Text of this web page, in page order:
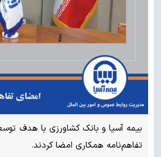
بیمه آسیا و بانک کشاورزی با هدف
تفاهم‌نامه همکاری امضا کردند.